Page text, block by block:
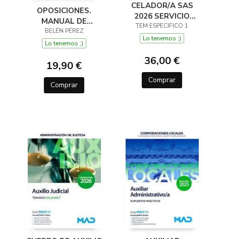
OPOSICIONES.
MANUAL DE
SUPERVIVENCIA
BELÉN PÉREZ
Lo tenemos ;)
19,90 €
Comprar
CELADOR/A SAS
2026 SERVICIO
ANDALUZ DE SALUD
TEM ESPECIFICO 1
Lo tenemos ;)
36,00 €
Comprar